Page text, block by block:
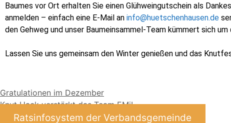
Baumes vor Ort erhalten Sie einen Glühweingutschein als
anmelden – einfach eine E-Mail an info@huetschenhausen.de
den Gehweg und unser Baumeinsammel-Team kümmert sich um
Lassen Sie uns gemeinsam den Winter genießen und das
Gratulationen im Dezember
Knut Hack verstärkt das Team EMiL
Ratsinfosystem der Verbandsgemeinde